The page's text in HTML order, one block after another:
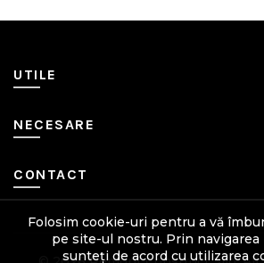
UTILE
NECESARE
CONTACT
Folosim cookie-uri pentru a vă
pe site-ul nostru. Prin navigarea
sunteți de acord cu utilizarea